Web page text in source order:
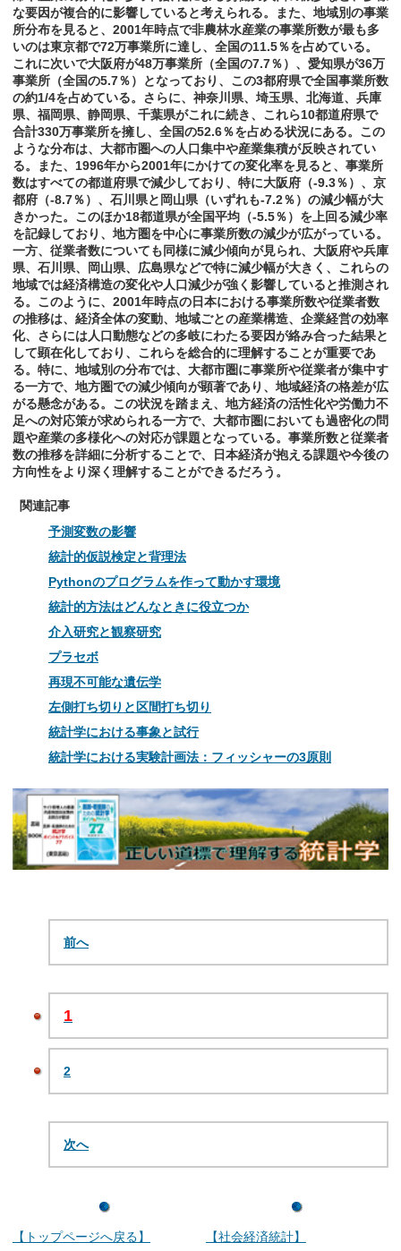
な要因が複合的に影響していると考えられる。また、地域別の事業
所分布を見ると、2001年時点で非農林水産業の事業所数が最も多
いのは東京都で72万事業所に達し、全国の11.5％を占めている。
これに次いで大阪府が48万事業所（全国の7.7％）、愛知県が36万
事業所（全国の5.7％）となっており、この3都府県で全国事業所数
の約1/4を占めている。さらに、神奈川県、埼玉県、北海道、兵庫
県、福岡県、静岡県、千葉県がこれに続き、これら10都道府県で
合計330万事業所を擁し、全国の52.6％を占める状況にある。この
ような分布は、大都市圏への人口集中や産業集積が反映されてい
る。また、1996年から2001年にかけての変化率を見ると、事業所
数はすべての都道府県で減少しており、特に大阪府（-9.3％）、京
都府（-8.7％）、石川県と岡山県（いずれも-7.2％）の減少幅が大
きかった。このほか18都道県が全国平均（-5.5％）を上回る減少率
を記録しており、地方圏を中心に事業所数の減少が広がっている。
一方、従業者数についても同様に減少傾向が見られ、大阪府や兵庫
県、石川県、岡山県、広島県などで特に減少幅が大きく、これらの
地域では経済構造の変化や人口減少が強く影響していると推測され
る。このように、2001年時点の日本における事業所数や従業者数
の推移は、経済全体の変動、地域ごとの産業構造、企業経営の効率
化、さらには人口動態などの多岐にわたる要因が絡み合った結果と
して顕在化しており、これらを総合的に理解することが重要であ
る。特に、地域別の分布では、大都市圏に事業所や従業者が集中す
る一方で、地方圏での減少傾向が顕著であり、地域経済の格差が広
がる懸念がある。この状況を踏まえ、地方経済の活性化や労働力不
足への対応策が求められる一方で、大都市圏においても過密化の問
題や産業の多様化への対応が課題となっている。事業所数と従業者
数の推移を詳細に分析することで、日本経済が抱える課題や今後の
方向性をより深く理解することができるだろう。
関連記事
予測変数の影響
統計的仮説検定と背理法
Pythonのプログラムを作って動かす環境
統計的方法はどんなときに役立つか
介入研究と観察研究
プラセボ
再現不可能な遺伝学
左側打ち切りと区間打ち切り
統計学における事象と試行
統計学における実験計画法：フィッシャーの3原則
前へ
1
2
次へ
【トップページへ戻る】 【社会経済統計】